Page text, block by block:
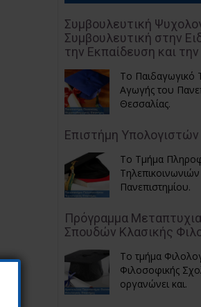
Συμβουλευτική
Συμβουλευτική στην
την Εκπαίδευση και την
Το Παιδαγωγικό
Αγωγής του
Θεσσαλίας.
Επιστήμη Υπολογιστών
Το Τμήμα
Πανεπιστημίου.
Πρόγραμμα
Σπουδών Κλασικής
Το τμήμα
Φιλοσοφικής
οργανώνει και.